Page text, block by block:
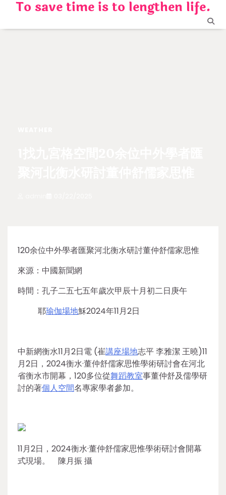
content
To save time is to lengthen life.
120余位中外學者匯聚河北衡水研討董仲舒儒家思惟
來源：中國新聞網
時間：孔子二五七五年歲次甲辰十月初二日庚午
耶瑜伽場地穌2024年11月2日
中新網衡水11月2日電 (崔講座場地志平 李雅潔 王曉)11
月2日，2024衡水·董仲舒儒家思惟學術研討會在河北
省衡水市開幕，120多位從舞蹈教室事董仲舒及儒學研
討的著個人空間名專家學者參加。
11月2日，2024衡水·董仲舒儒家思惟學術研討會開幕
式現場。 陳月振 攝